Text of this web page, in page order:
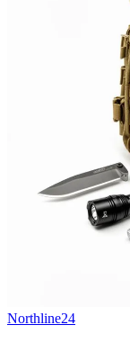
Northline24